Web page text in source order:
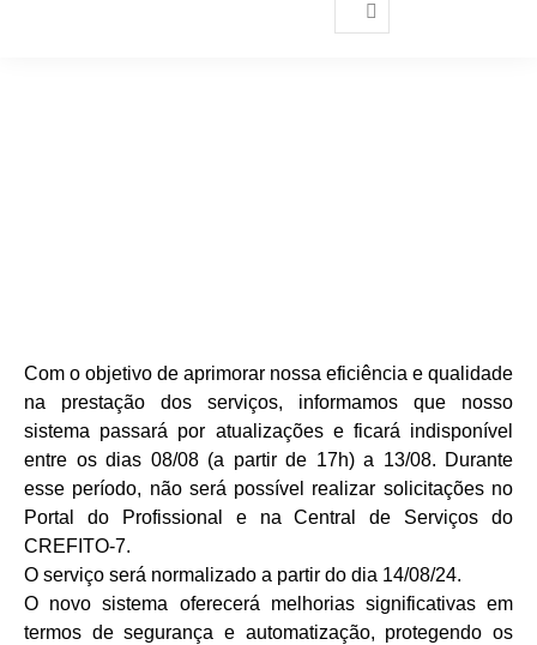
Com o objetivo de aprimorar nossa eficiência e qualidade
na prestação dos serviços, informamos que nosso
sistema passará por atualizações e ficará indisponível
entre os dias 08/08 (a partir de 17h) a 13/08. Durante
esse período, não será possível realizar solicitações no
Portal do Profissional e na Central de Serviços do
CREFITO-7.
O serviço será normalizado a partir do dia 14/08/24.
O novo sistema oferecerá melhorias significativas em
termos de segurança e automatização, protegendo os